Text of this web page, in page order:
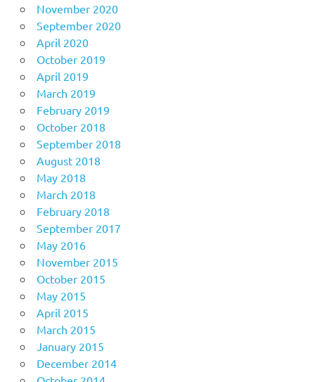
November 2020
September 2020
April 2020
October 2019
April 2019
March 2019
February 2019
October 2018
September 2018
August 2018
May 2018
March 2018
February 2018
September 2017
May 2016
November 2015
October 2015
May 2015
April 2015
March 2015
January 2015
December 2014